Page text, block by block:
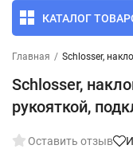
КАТАЛОГ
Главная / Schlosser,
Schlosser,
рукояткой,
Оставить отзыв